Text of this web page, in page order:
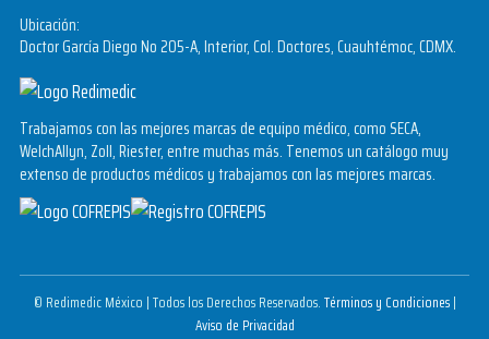
Ubicación:
Doctor García Diego No 205-A, Interior, Col. Doctores, Cuauhtémoc, CDMX.
Trabajamos con las mejores marcas de equipo médico, como SECA,
WelchAllyn, Zoll, Riester, entre muchas más. Tenemos un catálogo muy
extenso de productos médicos y trabajamos con las mejores marcas.
© Redimedic México | Todos los Derechos Reservados.Términos y Condiciones|
Aviso de Privacidad